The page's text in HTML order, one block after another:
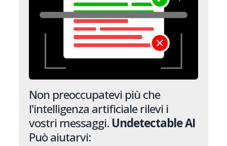
Non preoccupatevi più che
l'intelligenza artificiale rilevi i
vostri messaggi. Undetectable AI
Può aiutarvi: